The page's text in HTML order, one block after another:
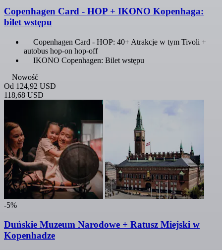
Copenhagen Card - HOP + IKONO Kopenhaga:
bilet wstępu
Copenhagen Card - HOP: 40+ Atrakcje w tym Tivoli +
autobus hop-on hop-off
IKONO Copenhagen: Bilet wstępu
Nowość
Od 124,92 USD
118,68 USD
-5%
Duńskie Muzeum Narodowe + Ratusz Miejski w
Kopenhadze